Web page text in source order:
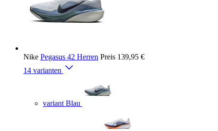
Nike Pegasus 42 Herren Preis 139,95 €
14 varianten
variant Blau